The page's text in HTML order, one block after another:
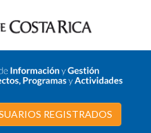
REGISTRADOS